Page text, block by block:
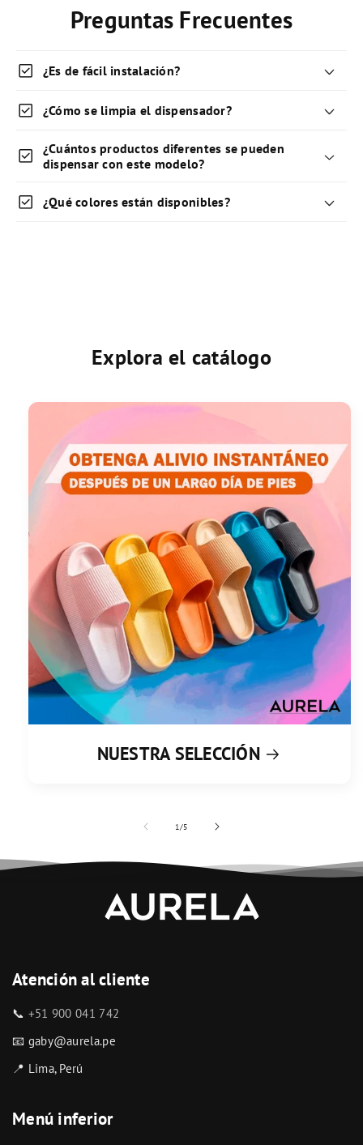
Preguntas Frecuentes
check_box ¿Es de fácil instalación?
check_box ¿Cómo se limpia el dispensador?
check_box
¿Cuántos productos diferentes se pueden
dispensar con este modelo?
check_box ¿Qué colores están disponibles?
Explora el catálogo
NUESTRA SELECCIÓN
1/de5
Atención al cliente
📞 +51 900 041 742
📧 gaby@aurela.pe
📍 Lima, Perú
Menú inferior